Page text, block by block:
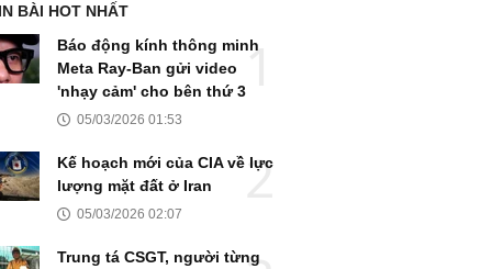
BÀI HOT NHẤT
Báo động kính thông minh
Meta Ray-Ban gửi video
'nhạy cảm' cho bên thứ 3
05/03/2026 01:53
Kế hoạch mới của CIA về lực
lượng mặt đất ở Iran
05/03/2026 02:07
Trung tá CSGT, người từng